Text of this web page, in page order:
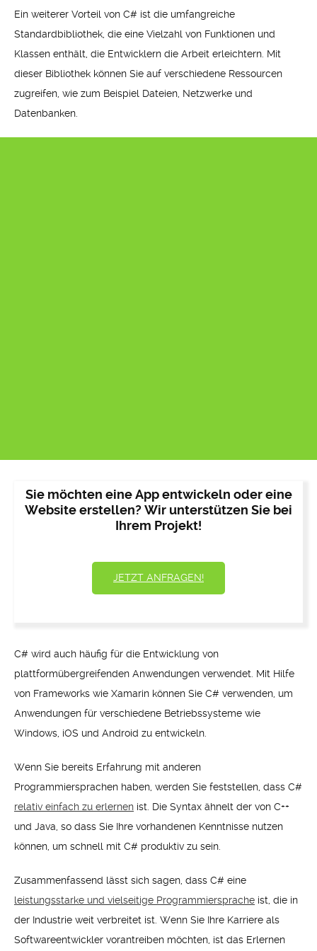
Ein weiterer Vorteil von C# ist die umfangreiche
Standardbibliothek, die eine Vielzahl von Funktionen und
Klassen enthält, die Entwicklern die Arbeit erleichtern. Mit
dieser Bibliothek können Sie auf verschiedene Ressourcen
zugreifen, wie zum Beispiel Dateien, Netzwerke und
Datenbanken.
Sie möchten eine App entwickeln oder eine
Website erstellen? Wir unterstützen Sie bei
Ihrem Projekt!
JETZT ANFRAGEN!
C# wird auch häufig für die Entwicklung von
plattformübergreifenden Anwendungen verwendet. Mit Hilfe
von Frameworks wie Xamarin können Sie C# verwenden, um
Anwendungen für verschiedene Betriebssysteme wie
Windows, iOS und Android zu entwickeln.
Wenn Sie bereits Erfahrung mit anderen
Programmiersprachen haben, werden Sie feststellen, dass C#
relativ einfach zu erlernen ist. Die Syntax ähnelt der von C++
und Java, so dass Sie Ihre vorhandenen Kenntnisse nutzen
können, um schnell mit C# produktiv zu sein.
Zusammenfassend lässt sich sagen, dass C# eine
leistungsstarke und vielseitige Programmiersprache ist, die in
der Industrie weit verbreitet ist. Wenn Sie Ihre Karriere als
Softwareentwickler vorantreiben möchten, ist das Erlernen